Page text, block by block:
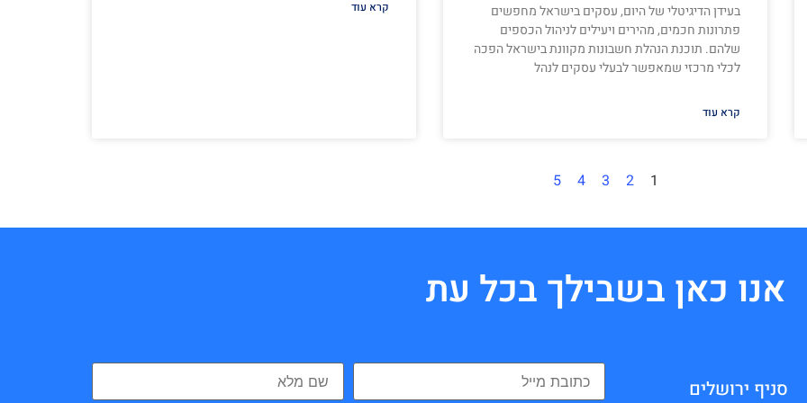
בעידן הדיגיטלי של היום, עסקים בישראל מחפשים
פתרונות חכמים, מהירים ויעילים לניהול הכספים
שלהם. תוכנת הנהלת חשבונות מקוונת בישראל הפכה
לכלי מרכזי שמאפשר לבעלי עסקים לנהל
קרא עוד
קרא עוד
1
2
3
4
5
אנו כאן בשבילך בכל עת
סניף ירושלים